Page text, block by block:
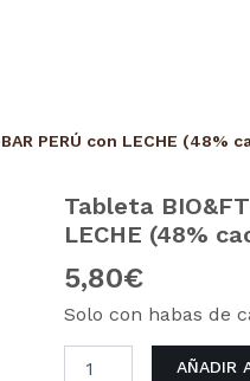
PERÚ con LECHE (48%
Tableta
LECHE (48%
5,80€
Solo con habas de
Tableta
BIO&FT
BEAN
TO
BAR
PERÚ
con
AÑADIR